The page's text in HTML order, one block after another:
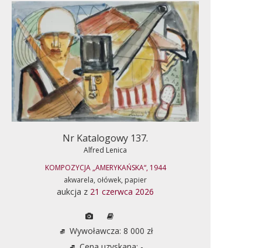
Nr Katalogowy 137.
Alfred Lenica
KOMPOZYCJA „AMERYKAŃSKA“, 1944
akwarela, ołówek, papier
aukcja z 21 czerwca 2026
Wywoławcza: 8 000 zł